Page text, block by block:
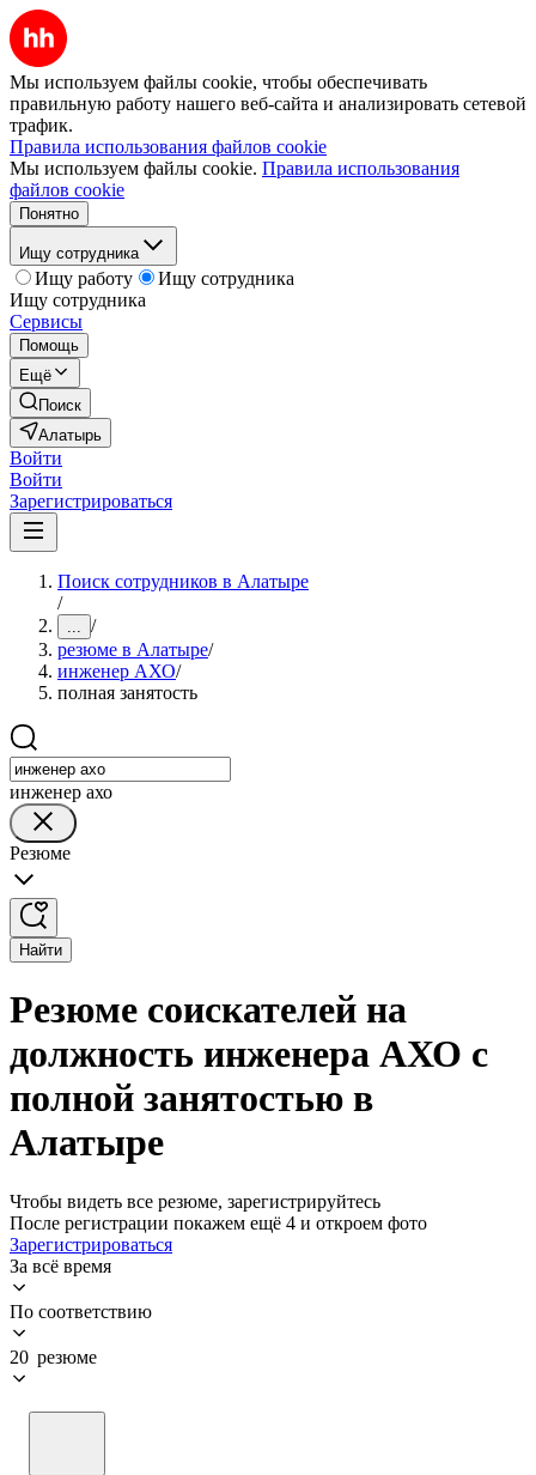
Мы используем файлы cookie, чтобы обеспечивать
правильную работу нашего веб-сайта и анализировать сетевой
трафик.
Правила использования файлов cookie
Мы используем файлы cookie. Правила использования
файлов cookie
Понятно
Ищу сотрудника
Ищу работу
Ищу сотрудника
Ищу сотрудника
Сервисы
Помощь
Ещё
Поиск
Алатырь
Войти
Войти
Зарегистрироваться
Поиск сотрудников в Алатыре
/
... /
резюме в Алатыре/
инженер АХО/
полная занятость
инженер ахо
Резюме
Найти
Резюме соискателей на
должность инженера АХО с
полной занятостью в
Алатыре
Чтобы видеть все резюме, зарегистрируйтесь
После регистрации покажем ещё 4 и откроем фото
Зарегистрироваться
За всё время
По соответствию
20 резюме